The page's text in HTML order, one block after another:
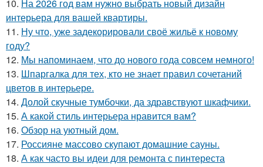
10. На 2026 год вам нужно выбрать новый дизайн
интерьера для вашей квартиры.
11. Ну что, уже задекорировали своё жильё к новому
году?
12. Мы напоминаем, что до нового года совсем немного!
13. Шпаргалка для тех, кто не знает правил сочетаний
цветов в интерьере.
14. Долой скучные тумбочки, да здравствуют шкафчики.
15. А какой стиль интерьера нравится вам?
16. Обзор на уютный дом.
17. Россияне массово скупают домашние сауны.
18. А как часто вы идеи для ремонта с пинтереста